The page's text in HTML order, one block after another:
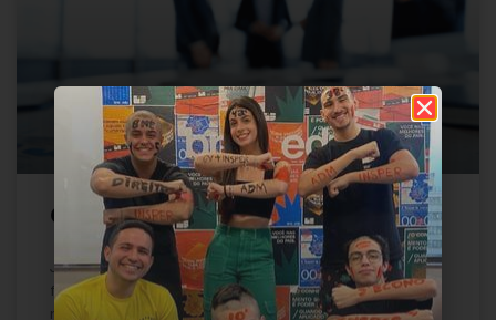
O vestibulando é uma empresa
Já que aqui no BNE falamos com muitos dos
futuros grandes empresários e executivos das
melhores faculdades de negócios do